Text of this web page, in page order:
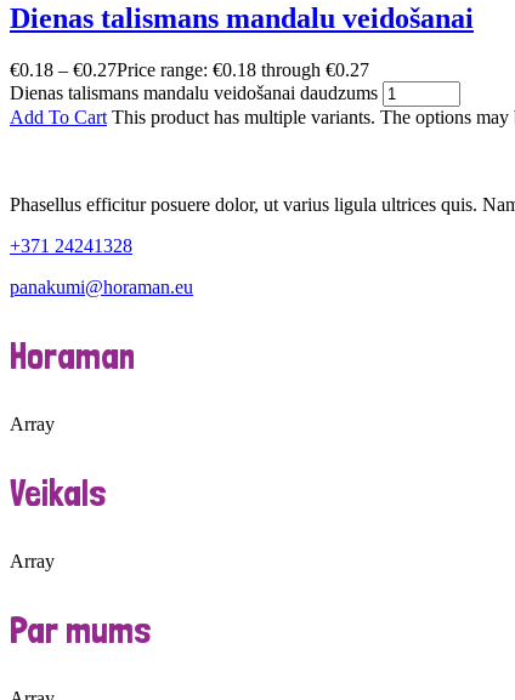
Dienas talismans mandalu veidošanai
€0.18 – €0.27Price range: €0.18 through €0.27
Dienas talismans mandalu veidošanai daudzums
Add To Cart This product has multiple variants. The options may
Phasellus efficitur posuere dolor, ut varius ligula ultrices quis.
+371 24241328
panakumi@horaman.eu
Horaman
Array
Veikals
Array
Par mums